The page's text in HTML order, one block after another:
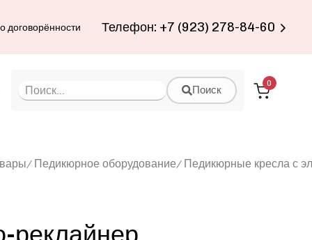
договорённости Телефон: +7 (923) 278-84-60
Поиск
0
Педикюрное оборудование Педикюрные кресла с